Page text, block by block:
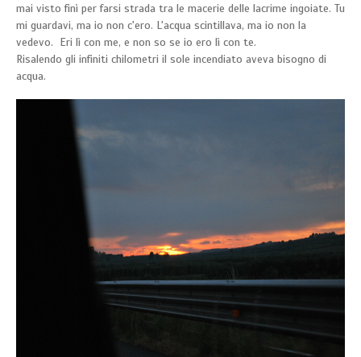
mai visto finì per farsi strada tra le macerie delle lacrime ingoiate. Tu
mi guardavi, ma io non c'ero. L'acqua scintillava, ma io non la
vedevo. Eri lì con me, e non so se io ero lì con te.
Risalendo gli infiniti chilometri il sole incendiato aveva bisogno di
acqua.